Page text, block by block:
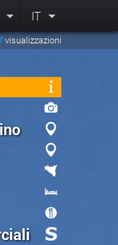
IT
visualizzazioni